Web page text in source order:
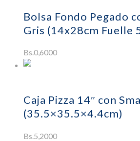
Bolsa Fondo Pegado
Gris (14x28cm Fuelle
Bs.0,6000
Caja Pizza 14″ con
(35.5×35.5×4.4cm)
Bs. 5,2000